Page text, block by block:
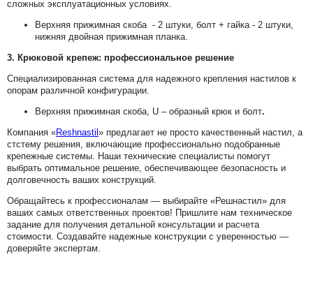
сложных эксплуатационных условиях.
Верхняя прижимная скоба - 2 штуки, болт + гайка - 2 штуки,
нижняя двойная прижимная планка.
3. Крюковой крепеж: профессиональное решение
Специализированная система для надежного крепления настилов к
опорам различной конфигурации.
Верхняя прижимная скоба, U – образный крюк и болт.
Компания «Reshnastil » предлагает не просто качественный настил, а
стстему решения, включающие профессионально подобранные
крепежные системы. Наши технические специалисты помогут
выбрать оптимальное решение, обеспечивающее безопасность и
долговечность ваших конструкций.
Обращайтесь к профессионалам — выбирайте «Решнастил» для
ваших самых ответственных проектов! Пришлите нам техническое
задание для получения детальной консультации и расчета
стоимости. Создавайте надежные конструкции с уверенностью —
доверяйте экспертам.